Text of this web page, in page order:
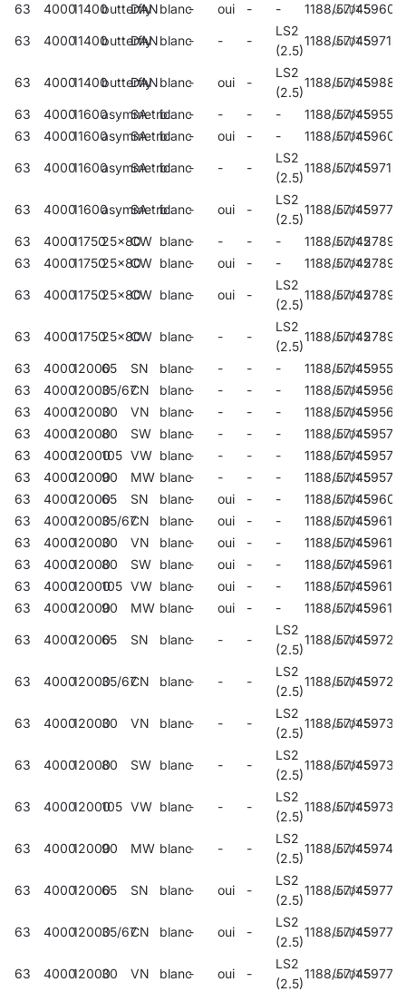
63 400011400butterfly
DANblanc- oui - - 1188/57/45
63 400011400butterfly
DANblanc- - -
LS2
(2.5)
1188/57/45597145
63 400011400butterfly
DANblanc- oui -
LS2
(2.5)
1188/57/45
63 400011600asymmetric
SA blanc- - - - 1188/57/45
63
400011600asymmetric
SA blanc- oui - - 1188/57/45
63 400011600asymmetric
SA blanc- - -
LS2
(2.5)
1188/57/45
63 400011600asymmetric
SA blanc- oui -
LS2
(2.5)
1188/57/45597718
63 40001175025x80CW blanc- - - - 1188/57/45
63
40001175025x80CW blanc- oui - - 1188/57/45
63 40001175025x80CW blanc- oui -
LS2
(2.5)
1188/57/45
63 40001175025x80CW blanc- - -
LS2
(2.5)
1188/57/45
63 40001200065 SN blanc- - - - 1188/57/45
63
40001200035/67CN blanc- - - - 1188/57/45
63
40001200030 VN blanc- - - - 1188/57/45
63
40001200080 SW blanc- - - - 1188/57/45
63
400012000105 VW blanc- - - - 1188/57/45
63
40001200090 MW blanc- - - - 1188/57/45
63
40001200065 SN blanc- oui - - 1188/57/45
63
40001200035/67CN blanc- oui - - 1188/57/45596117
63
40001200030 VN blanc- oui - - 1188/57/45596131
63
40001200080 SW blanc- oui - - 1188/57/45596155
63
400012000105 VW blanc- oui - - 1188/57/45
63
40001200090 MW blanc- oui - - 1188/57/45
63 40001200065 SN blanc- - -
LS2
(2.5)
1188/57/45
63 40001200035/67CN blanc- - -
LS2
(2.5)
1188/57/45
63 40001200030 VN blanc- - -
LS2
(2.5)
1188/57/45
63 40001200080 SW blanc- - -
LS2
(2.5)
1188/57/45
63 400012000105 VW blanc- - -
LS2
(2.5)
1188/57/45
63 40001200090 MW blanc- - -
LS2
(2.5)
1188/57/45
63 40001200065 SN blanc- oui -
LS2
(2.5)
1188/57/45
63 40001200035/67CN blanc- oui -
LS2
(2.5)
1188/57/45
63 40001200030 VN blanc- oui -
LS2
(2.5)
1188/57/45